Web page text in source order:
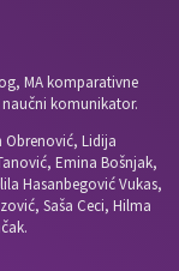
MA komparativne
komunikator.
Obrenović, Lidija
Emina Bošnjak,
Hasanbegović Vukas,
Saša Ceci, Hilma